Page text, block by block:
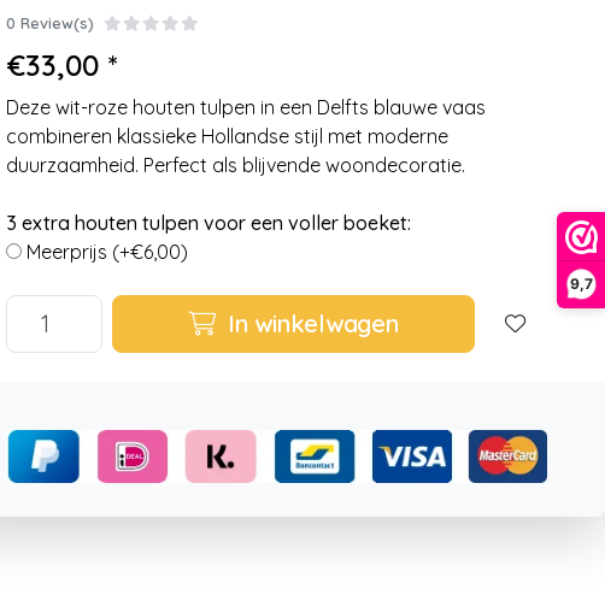
9,7
0 Review(s)
€33,00 *
Deze wit-roze houten tulpen in een Delfts blauwe vaas
combineren klassieke Hollandse stijl met moderne
duurzaamheid. Perfect als blijvende woondecoratie.
3 extra houten tulpen voor een voller boeket:
Meerprijs (+€6,00)
In winkelwagen